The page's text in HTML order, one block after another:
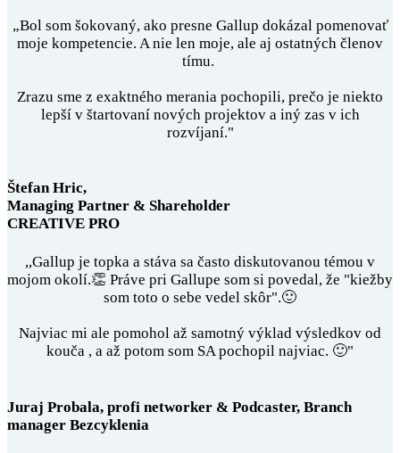
„Bol som šokovaný, ako presne Gallup dokázal pomenovať
moje kompetencie. A nie len moje, ale aj ostatných členov
tímu.
Zrazu sme z exaktného merania pochopili, prečo je niekto
lepší v štartovaní nových projektov a iný zas v ich
rozvíjaní."
Štefan Hric,
Managing Partner & Shareholder
CREATIVE PRO
,,Gallup je topka a stáva sa často diskutovanou témou v
mojom okolí.👏 Práve pri Gallupe som si povedal, že "kiežby
som toto o sebe vedel skôr".🙂
Najviac mi ale pomohol až samotný výklad výsledkov od
kouča , a až potom som SA pochopil najviac. 🙂"
Juraj Probala, profi networker & Podcaster, Branch
manager Bezcyklenia